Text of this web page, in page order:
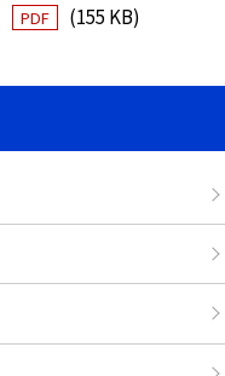
PDF (155 KB)